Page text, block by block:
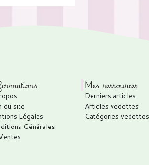
du site
Légales
Générales
Mes ressources
Derniers articles
Articles vedettes
Catégories vedettes